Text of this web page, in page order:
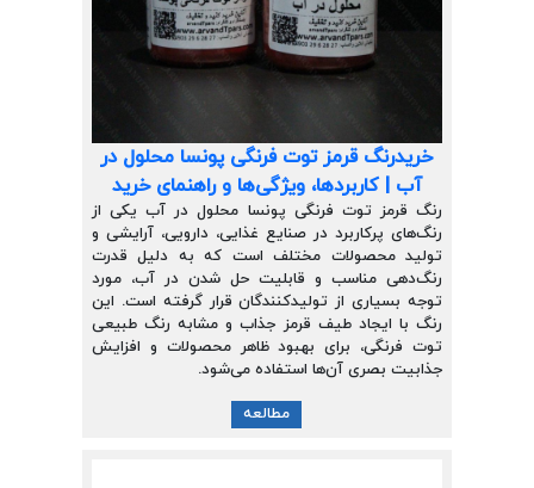
خریدرنگ قرمز توت فرنگی پونسا محلول در
آب | کاربردها، ویژگی‌ها و راهنمای خرید
رنگ قرمز توت فرنگی پونسا محلول در آب یکی از
رنگ‌های پرکاربرد در صنایع غذایی، دارویی، آرایشی و
تولید محصولات مختلف است که به دلیل قدرت
رنگ‌دهی مناسب و قابلیت حل شدن در آب، مورد
توجه بسیاری از تولیدکنندگان قرار گرفته است. این
رنگ با ایجاد طیف قرمز جذاب و مشابه رنگ طبیعی
توت فرنگی، برای بهبود ظاهر محصولات و افزایش
جذابیت بصری آن‌ها استفاده می‌شود.
مطالعه